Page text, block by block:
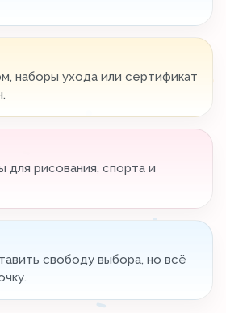
наборы ухода или сертификат
для рисования, спорта и
свободу выбора, но всё